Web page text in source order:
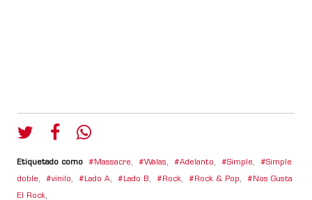
Etiquetado como Massacre, Walas, Adelanto, Simple, Simple
doble, vinilo, Lado A, Lado B, Rock, Rock & Pop, Nos Gusta
El Rock,